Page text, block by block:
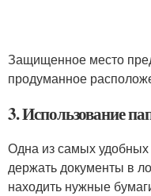
Защищенное место
продуманное
3. Использование
Одна из самых удобных
держать документы в
находить нужные